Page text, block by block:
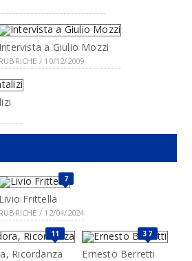
Intervista a Giulio Mozzi
RUBRICHE / 10/12/2009
7
Livio Frittella
RUBRICHE / 12/04/2024
11
Ricordanza
37
Ernesto Berretti